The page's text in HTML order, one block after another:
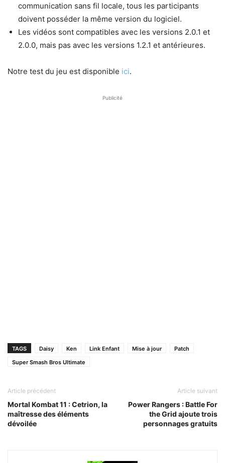
communication sans fil locale, tous les participants
doivent posséder la même version du logiciel.
Les vidéos sont compatibles avec les versions 2.0.1 et
2.0.0, mais pas avec les versions 1.2.1 et antérieures.
Notre test du jeu est disponible ici.
Publicité
TAGS Daisy Ken Link Enfant Mise à jour
Patch
Super Smash Bros Ultimate
Article précédent
Mortal Kombat 11 : Cetrion, la
maîtresse des éléments
dévoilée
Article suivant
Power Rangers : Battle For
the Grid ajoute trois
personnages gratuits